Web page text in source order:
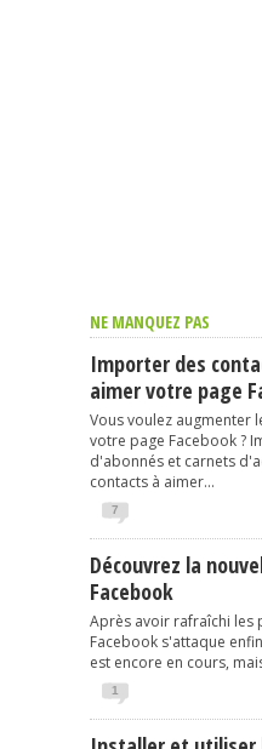
NE MANQUEZ PAS
Importer des
aimer votre page
Vous voulez augmenter
votre page Facebook ?
d'abonnés et carnets
contacts à aimer...
7
Découvrez la
Facebook
Après avoir rafraîchi les
Facebook s'attaque
est encore en cours,
1